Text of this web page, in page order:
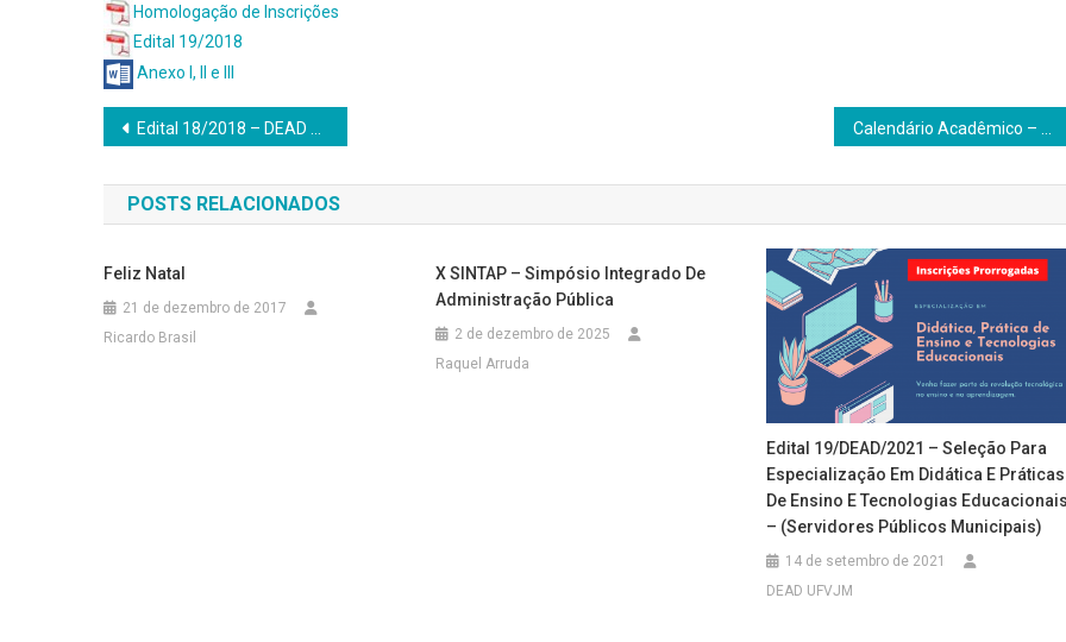
Homologação de Inscrições
Edital 19/2018
Anexo I, II e III
Navegação
de
Post
Edital 18/2018 – DEAD seleciona professores bolsistas para o curso de bacharelado em Administração Pública
POSTS RELACIONADOS
Feliz Natal
21 de dezembro de 2017
Ricardo Brasil
X SINTAP – Simpósio Integrado De
Administração Pública
2 de dezembro de 2025
Raquel Arruda
Edital 19/DEAD/2021 – Seleção Para
Especialização Em Didática E Práticas
De Ensino E Tecnologias
– (Servidores Públicos Municipais)
14 de setembro de 2021
DEAD UFVJM